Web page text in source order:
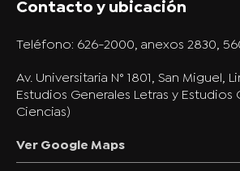
Contacto y ubicación
Teléfono: 626-2000, anexos 2830,
Av. Universitaria N° 1801, San Miguel,
Estudios Generales Letras y Estudios
Ciencias)
Ver Google Maps